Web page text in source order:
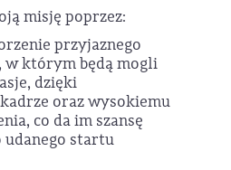
misję poprzez:
przyjaznego
w którym będą mogli
dzięki
oraz wysokiemu
co da im szansę
udanego startu